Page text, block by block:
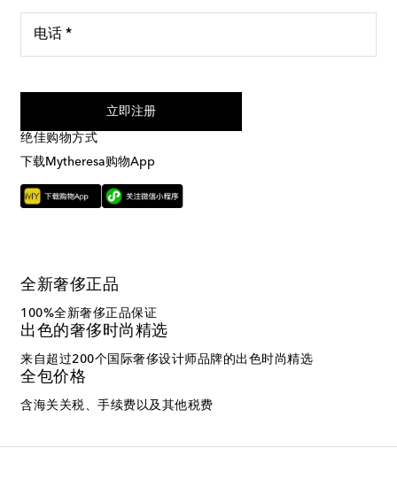
电话 *
立即注册
绝佳购物方式
下载Mytheresa购物App
全新奢侈正品
100%全新奢侈正品保证
出色的奢侈时尚精选
来自超过200个国际奢侈设计师品牌的出色时尚精选
全包价格
含海关关税、手续费以及其他税费